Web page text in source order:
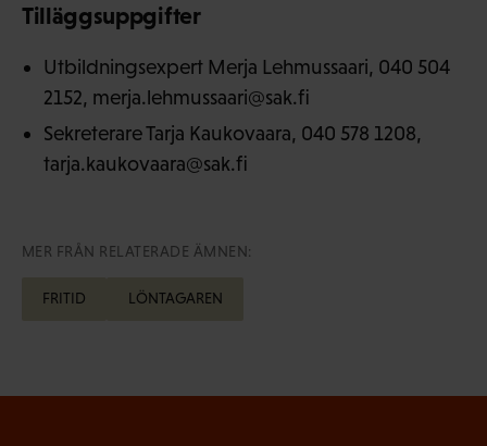
Tilläggsuppgifter
Utbildningsexpert Merja Lehmussaari, 040 504
2152, merja.lehmussaari@sak.fi
Sekreterare Tarja Kaukovaara, 040 578 1208,
tarja.kaukovaara@sak.fi
MER FRÅN RELATERADE ÄMNEN:
FRITID LÖNTAGAREN